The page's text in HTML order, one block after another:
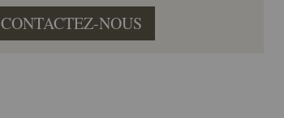
CONTACTEZ-NOUS